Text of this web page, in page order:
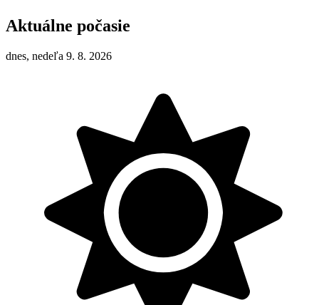
Aktuálne počasie
dnes, nedeľa 9. 8. 2026